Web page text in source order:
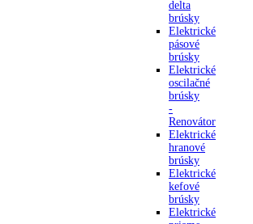
delta
brúsky
Elektrické
pásové
brúsky
Elektrické
oscilačné
brúsky
-
Renovátor
Elektrické
hranové
brúsky
Elektrické
kefové
brúsky
Elektrické